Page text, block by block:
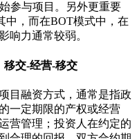
参与项目。另外更重要
中，而在BOT模式中，在
响力通常较弱。
移交-经营-移交
目融资方式，通常是指政
一定期限的产权或经营
营管理；投资人在约定的